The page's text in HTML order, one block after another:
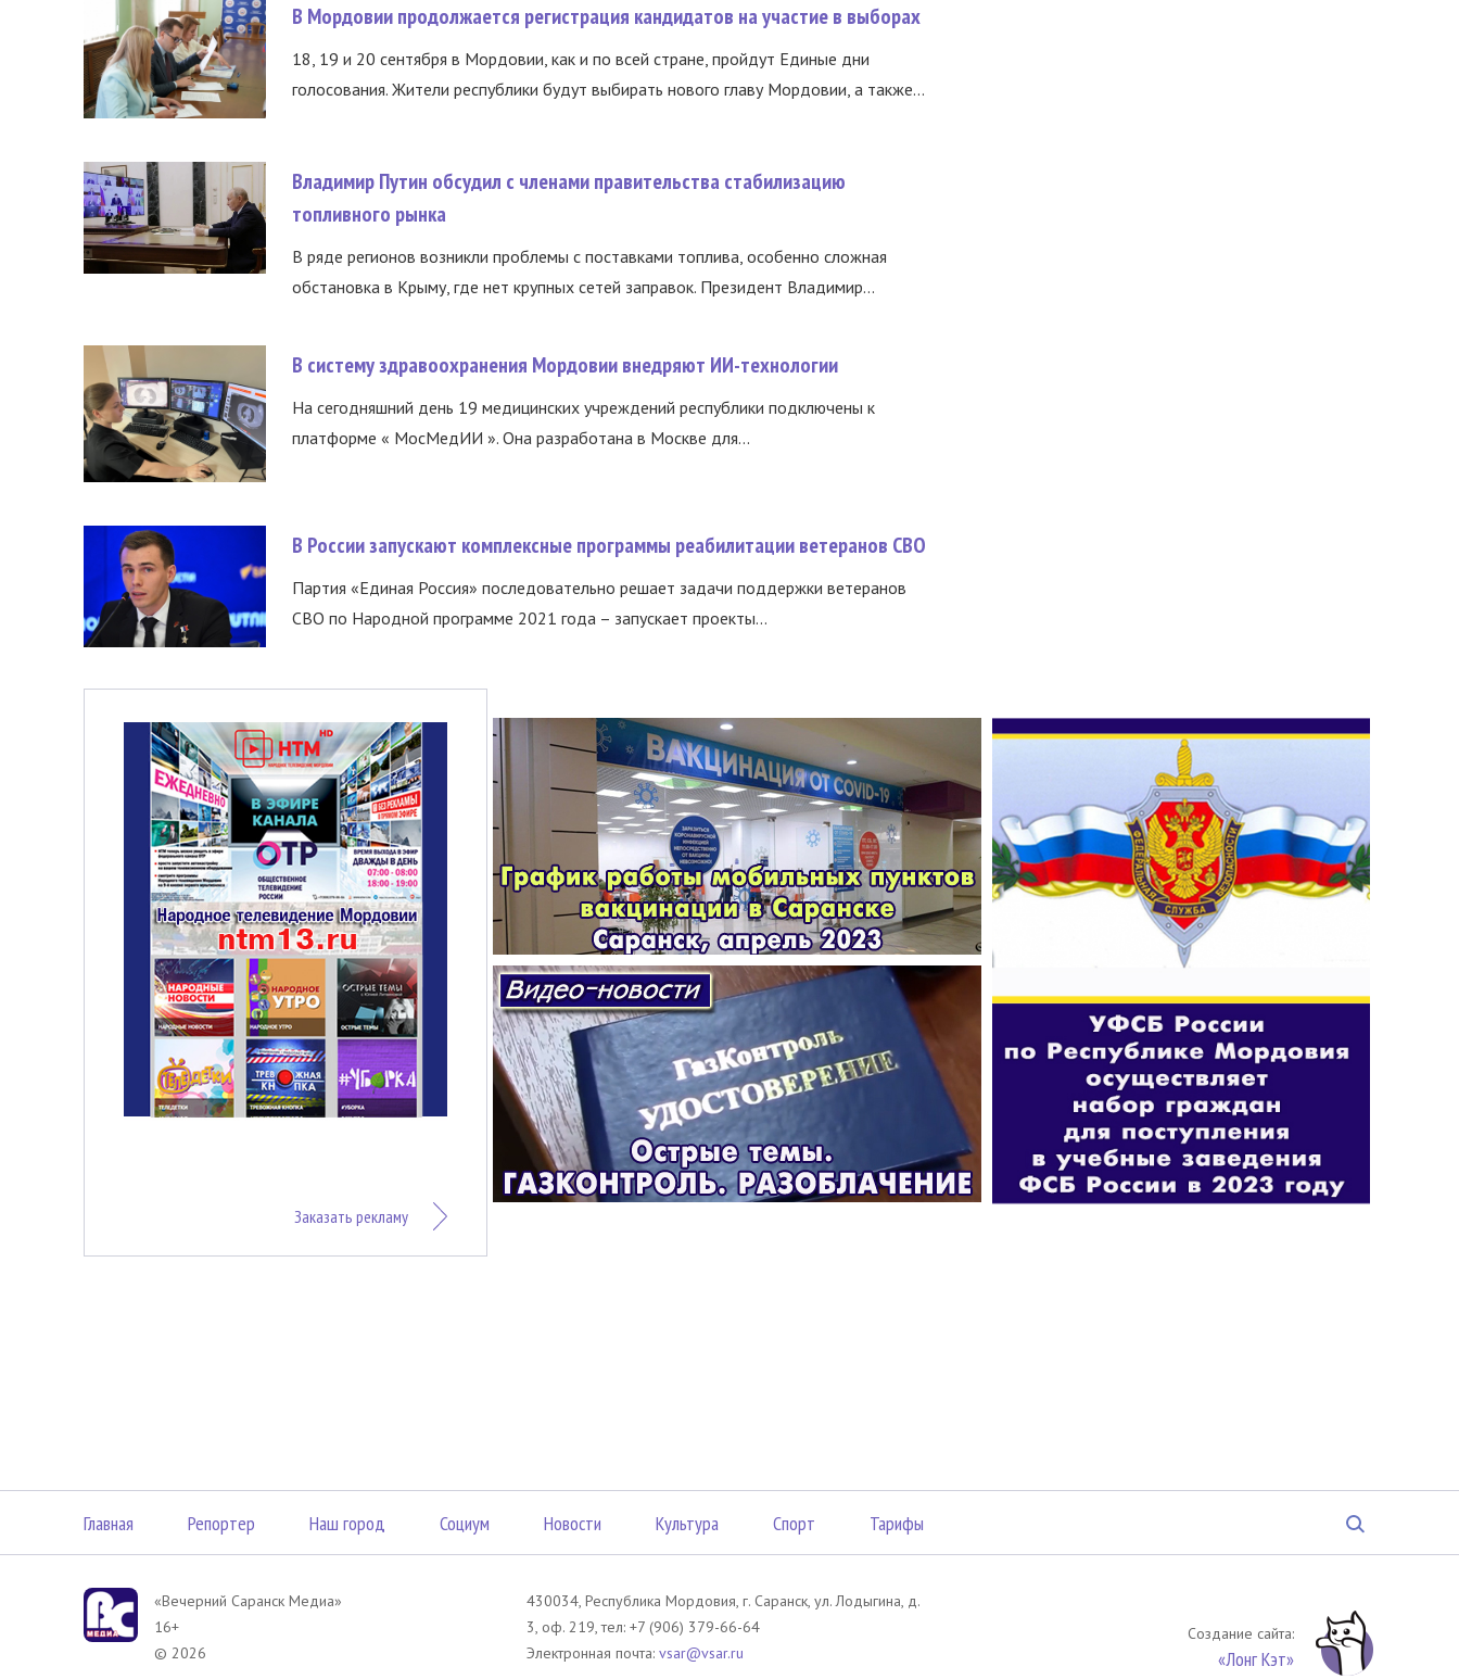
В Мордовии продолжается регистрация кандидатов на участие в выборах
18, 19 и 20 сентября в Мордовии, как и по всей стране, пройдут Единые дни
голосования. Жители республики будут выбирать нового главу Мордовии, а также...
Владимир Путин обсудил с членами правительства стабилизацию
топливного рынка
В ряде регионов возникли проблемы с поставками топлива, особенно сложная
обстановка в Крыму, где нет крупных сетей заправок. Президент Владимир...
В систему здравоохранения Мордовии внедряют ИИ-технологии
На сегодняшний день 19 медицинских учреждений республики подключены к
платформе « МосМедИИ ». Она разработана в Москве для...
В России запускают комплексные программы реабилитации ветеранов СВО
Партия «Единая Россия» последовательно решает задачи поддержки ветеранов
СВО по Народной программе 2021 года – запускает проекты...
Заказать рекламу
Главная Репортер Наш город Социум Новости Культура Спорт Тарифы
«Вечерний Саранск Mедиа»
16+
© 2026
430034, Республика Мордовия, г. Саранск, ул. Лодыгина, д.
3, оф. 219, тел: +7 (906) 379-66-64
Электронная почта: vsar@vsar.ru
Создание сайта:
«Лонг Кэт»